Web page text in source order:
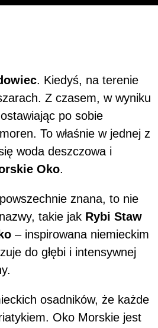
. Kiedyś, na terenie
Z czasem, w wyniku
po sobie
To właśnie w jednej z
woda deszczowa i
Oko.
znana, to nie
takie jak Rybi Staw
– inspirowana niemieckim
do głębi i intensywnej
osadników, że każde
Oko Morskie jest